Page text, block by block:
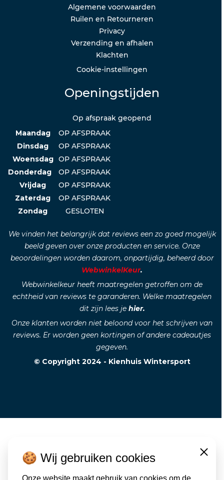
Algemene voorwaarden
Ruilen en Retourneren
Privacy
Verzending en afhalen
Klachten
Cookie-instellingen
Openingstijden
Op afspraak geopend
Maandag
OP AFSPRAAK
Dinsdag
OP AFSPRAAK
Woensdag OP AFSPRAAK
Donderdag
OP AFSPRAAK
Vrijdag
OP AFSPRAAK
Zaterdag
OP AFSPRAAK
Zondag
GESLOTEN
We vinden het belangrijk dat reviews een zo goed mogelijk
beeld geven over onze producten en service. Onze
beoordelingen worden daarom, onpartijdig, beheerd door
WebwinkelKeur.
Webwinkelkeur heeft maatregelen getroffen om de
echtheid van reviews te garanderen. Welke maatregelen
dit zijn lees je hier.
Onze klanten worden niet beloond voor het schrijven van
reviews. Er worden geen kortingen of andere cadeautjes
gegeven.
© Copyright 2024 - Kienhuis Wintersport
🍪 Wij gebruiken cookies Close